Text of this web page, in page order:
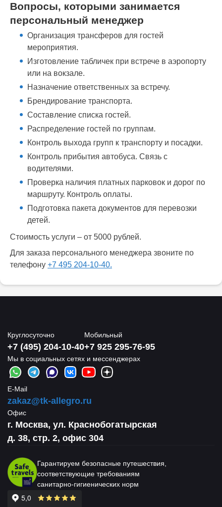
Вопросы, которыми занимается
персональный менеджер
Организация трансферов для гостей
мероприятия.
Изготовление табличек при встрече в аэропорту
или на вокзале.
Назначение ответственных за встречу.
Брендирование транспорта.
Составление списка гостей.
Распределение гостей по группам.
Контроль выхода групп к транспорту и посадки.
Контроль прибытия автобуса. Связь с
водителями.
Проверка наличия платных парковок и дорог по
маршруту. Контроль оплаты.
Подготовка пакета документов для перевозки
детей.
Стоимость услуги – от 5000 рублей.
Для заказа персонального менеджера звоните по
телефону +7 495 204-10-40.
Круглосуточно
+7 (495) 204-10-40
Мобильный
+7 925 295-76-95
Мы в социальных сетях и мессенджерах
E-Mail
zakaz@tk-allegro.ru
Офис
г. Москва, ул. Краснобогатырская
д. 38, стр. 2, офис 304
Гарантируем безопасные путешествия,
соответствующие требованиям
санитарно-гигиенических норм